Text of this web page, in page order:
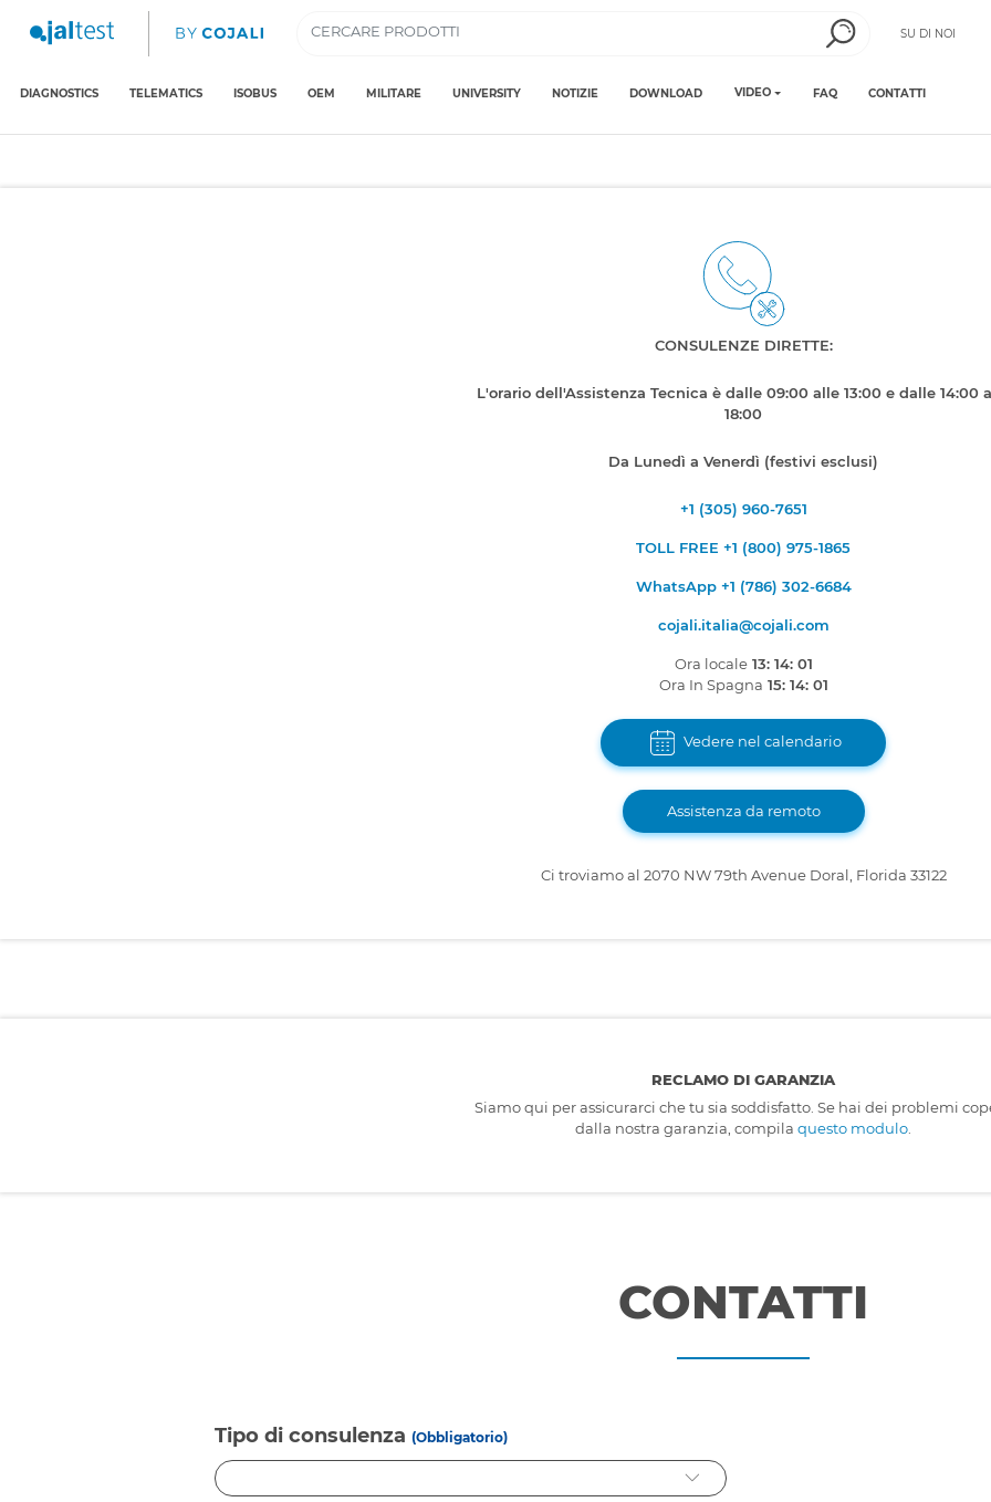
SU DI NOI
DIAGNOSTICS TELEMATICS ISOBUS OEM MILITARE UNIVERSITY NOTIZIE DOWNLOAD VIDEO FAQ CONTATTI
CONSULENZE DIRETTE:
L'orario dell'Assistenza Tecnica è dalle 09:00 alle 13:00 e dalle 14:00
18:00
Da Lunedì a Venerdì (festivi esclusi)
+1 (305) 960-7651
TOLL FREE +1 (800) 975-1865
WhatsApp +1 (786) 302-6684
cojali.italia@cojali.com
Ora locale 13: 14: 01
Ora In Spagna 15: 14: 01
Vedere nel calendario
Assistenza da remoto
Ci troviamo al 2070 NW 79th Avenue Doral, Florida 33122
RECLAMO DI GARANZIA
Siamo qui per assicurarci che tu sia soddisfatto. Se hai dei problemi
dalla nostra garanzia, compila questo modulo
CONTATTI
Tipo di consulenza (Obbligatorio)